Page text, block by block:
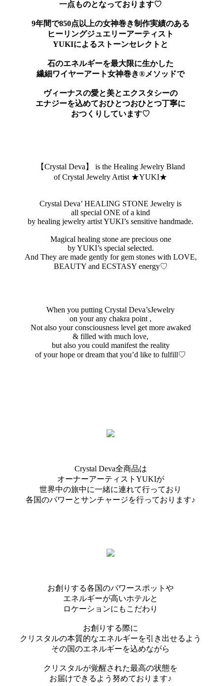
一点ものとなっております♡
9年間で850点以上の女神巻き制作実績のある
ヒーリングジュエリーアーティスト
YUKIによるストーンセレクトと
石のエネルギーを最大限に生かした
繊細ワイヤーアート女神巻き®メソッドで
ヴィーナスの愛と美とエクスタシーの
エナジーを込めておひとつおひとつ丁寧に
おつくりしています♡
【Crystal Deva】 is the Healing Jewelry Bland
of Crystal Jewelry Artist ★YUKI★
Crystal Deva’ HEALING STONE Jewelry is
all special ONE of a kind
by healing jewelry artist YUKI’s sensitive handmade.
Magical healing stone are precious one
by YUKI’s special selected.
And They are made gently for gem stones with LOVE,
BEAUTY and ECSTASY energy♡
When you putting Crystal Deva’sJewelry
on your any chakra point ,
Not also your consciousness level get more awaked
& filled with much love,
but also you could manifest the reality
of your hope or dream that you’d like to fulfill♡
Crystal Deva全商品は
オーナーアーティストYUKIが
世界中の旅中に一緒に連れて行っており
各国のパワーとサンチャージを行っております♪
お創りする各国のパワースポットや
エネルギーが高いホテルと
ロケーションにもこだわり
お創りする際に
クリスタルの本質的なエネルギーを引き出せるよう
その国のエネルギーを込めながら
クリスタルが覚醒された最高の状態を
お届けできるよう努めております♪